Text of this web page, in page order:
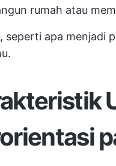
rumah atau
seperti apa menjadi